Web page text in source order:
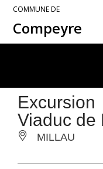
COMMUNE DE
Compeyre
Excursion
Viaduc
MILLAU